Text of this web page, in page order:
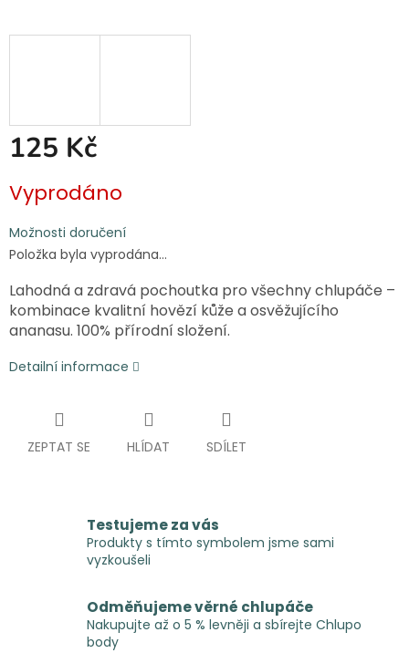
125 Kč
cena:
Vyprodáno
Možnosti doručení
Položka byla vyprodána…
Lahodná a zdravá pochoutka pro všechny chlupáče –
kombinace kvalitní hovězí kůže a osvěžujícího
ananasu. 100% přírodní složení.
Detailní informace
ZEPTAT SE HLÍDAT SDÍLET
Testujeme za vás
Produkty s tímto symbolem jsme sami
vyzkoušeli
Odměňujeme věrné chlupáče
Nakupujte až o 5 % levněji a sbírejte Chlupo
body